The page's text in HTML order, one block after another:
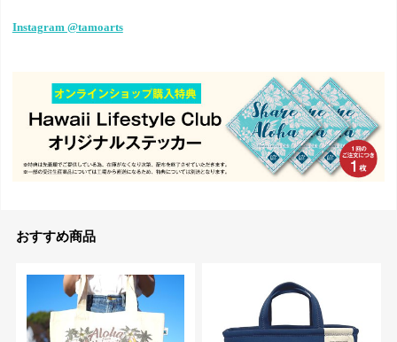
Instagram @tamoarts
おすすめ商品